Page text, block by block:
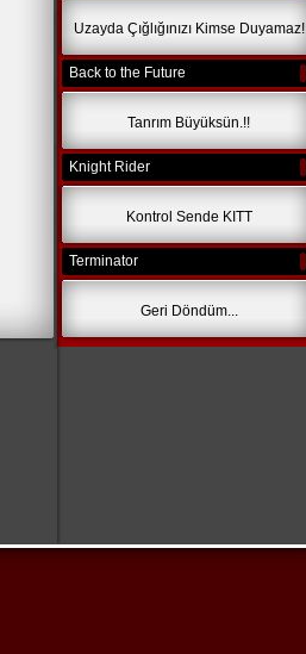
Uzayda Çığlığınızı Kimse Duyamaz!
Back to the Future
Tanrım Büyüksün.!!
Knight Rider
Kontrol Sende KITT
Terminator
Geri Döndüm...